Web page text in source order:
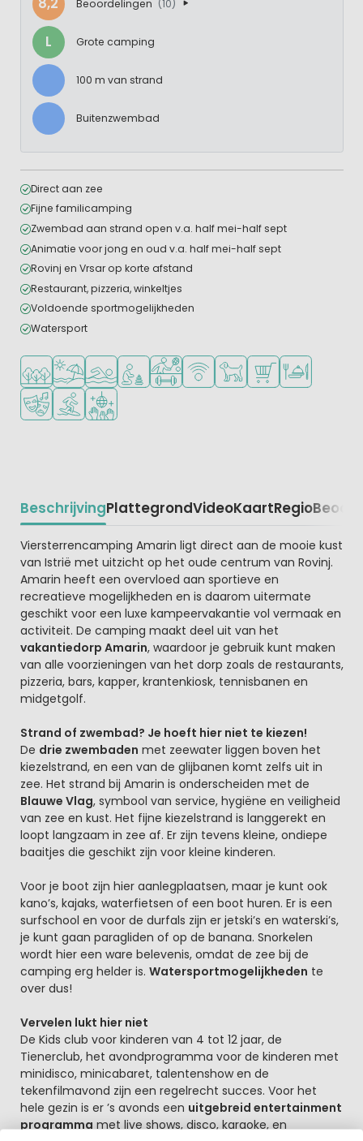
Beoordelingen (10)
L Grote camping
100 m van strand
Buitenzwembad
Direct aan zee
Fijne familicamping
Zwembad aan strand open v.a. half mei-half sept
Animatie voor jong en oud v.a. half mei-half sept
Rovinj en Vrsar op korte afstand
Restaurant, pizzeria, winkeltjes
Voldoende sportmogelijkheden
Watersport
Ligt in een bosrijke omgeving
Ligt bij strand en zee
Openlucht zwembad
Aanbevolen voor jonge kinderen
Veel mogelijkheden om te sporten
WiFi beschikbaar
Huisdieren toegestaan
Campingwinkel/
Restaurant of
Animatieprogramma
Watersportfaciliteiten
Discotheek
BeschrijvingPlattegrondVideoKaartRegio
Beschrijving
Viersterrencamping Amarin ligt direct aan de mooie kust
van Istrië met uitzicht op het oude centrum van Rovinj.
Amarin heeft een overvloed aan sportieve en
recreatieve mogelijkheden en is daarom uitermate
geschikt voor een luxe kampeervakantie vol vermaak en
activiteit. De camping maakt deel uit van het
vakantiedorp Amarin, waardoor je gebruik kunt maken
van alle voorzieningen van het dorp zoals de restaurants,
pizzeria, bars, kapper, krantenkiosk, tennisbanen en
midgetgolf.
Strand of zwembad? Je hoeft hier niet te kiezen!
De drie zwembaden met zeewater liggen boven het
kiezelstrand, en een van de glijbanen komt zelfs uit in
zee. Het strand bij Amarin is onderscheiden met de
Blauwe Vlag, symbool van service, hygiëne en veiligheid
van zee en kust. Het fijne kiezelstrand is langgerekt en
loopt langzaam in zee af. Er zijn tevens kleine, ondiepe
baaitjes die geschikt zijn voor kleine kinderen.
Voor je boot zijn hier aanlegplaatsen, maar je kunt ook
kano’s, kajaks, waterfietsen of een boot huren. Er is een
surfschool en voor de durfals zijn er jetski’s en waterski’s,
je kunt gaan paragliden of op de banana. Snorkelen
wordt hier een ware belevenis, omdat de zee bij de
camping erg helder is. Watersportmogelijkheden te
over dus!
Vervelen lukt hier niet
De Kids club voor kinderen van 4 tot 12 jaar, de
Tienerclub, het avondprogramma voor de kinderen met
minidisco, minicabaret, talentenshow en de
tekenfilmavond zijn een regelrecht succes. Voor het
hele gezin is er ’s avonds een uitgebreid entertainment
programma met live shows, disco, karaoke, en